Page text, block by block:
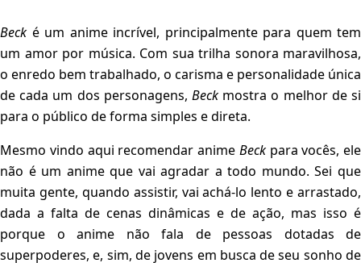
Beck é um anime incrível, principalmente para quem tem
um amor por música. Com sua trilha sonora maravilhosa,
o enredo bem trabalhado, o carisma e personalidade única
de cada um dos personagens, Beck mostra o melhor de si
para o público de forma simples e direta.
Mesmo vindo aqui recomendar anime Beckpara vocês, ele
não é um anime que vai agradar a todo mundo. Sei que
muita gente, quando assistir, vai achá-lo lento e arrastado,
dada a falta de cenas dinâmicas e de ação, mas isso é
porque o anime não fala de pessoas dotadas de
superpoderes, e, sim, de jovens em busca de seu sonho de